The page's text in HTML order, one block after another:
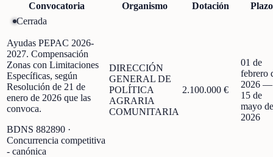
Convocatoria
Organismo Dotación
Plazo
Cerrada
Ayudas PEPAC 2026-
2027. Compensación
Zonas con Limitaciones
Específicas, según
Resolución de 21 de
enero de 2026 que las
convoca.
BDNS 882890 ·
Concurrencia competitiva
- canónica
DIRECCIÓN
GENERAL DE
POLÍTICA
AGRARIA
COMUNITARIA
2.100.000 €
01 de
febrero
2026 —
15 de
mayo de
2026